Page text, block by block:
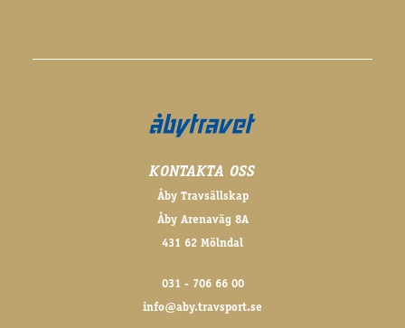
KONTAKTA OSS
Åby Travsällskap
Åby Arenaväg 8A
431 62 Mölndal
031 - 706 66 00
info@aby.travsport.se